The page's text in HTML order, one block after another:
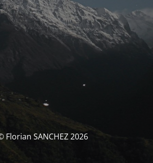
Florian SANCHEZ 2026